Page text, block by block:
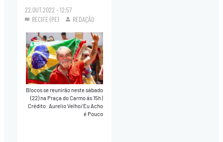
22.OUT.2022 - 12:57
RECIFE (PE)
REDAÇÃO
Blocos se reunirão neste sábado
(22) na Praça do Carmo ás 15h|
Crédito: Aurelio Velho/Eu Acho
é Pouco